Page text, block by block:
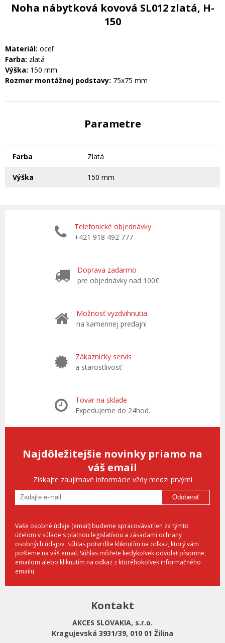
Noha nábytková kovová SL012 zlatá, H-
150
Materiál: oceľ
Farba: zlatá
Výška: 150 mm
Rozmer montážnej podstavy: 75x75 mm
Parametre
Farba Zlatá
Výška 150 mm
Telefonické objednávky
+421 918 492 777
Doprava zadarmo
pre objednávky nad 100€
Možnosť vyzdvihnutia
na kamennej predajni
Zákaznícky servis
a starostlivosť
Tovar na sklade
Expedujeme do 24hod.
Najdôležitejšie novinky priamo na
váš email
Získajte zaujímavé informácie vždy medzi prvými
Odoberať
Vaše osobné údaje (email) budeme spracovávať len za týmto
účelom v súlade s platnou legislatívou a zásadami ochrany
osobných údajov. Súhlas potvrdíte kliknutím na odkaz, ktorý vám
pošleme na váš email. Súhlas môžete kedykoľvek odvolať písomne,
emailom alebo kliknutím na odkaz z ktoréhokoľvek informačného
emailu.
Kontakt
AKCES SLOVAKIA, s.r.o.
Kragujevská 3931/39, 010 01 Žilina